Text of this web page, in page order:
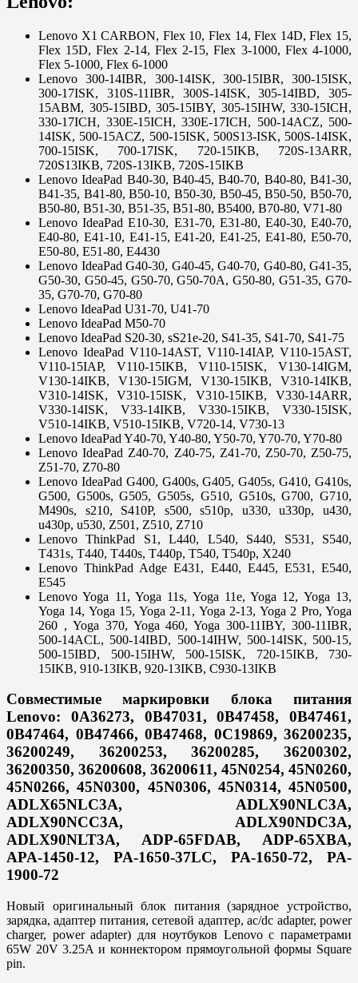
Lenovo X1 CARBON, Flex 10, Flex 14, Flex 14D, Flex 15,
Flex 15D, Flex 2-14, Flex 2-15, Flex 3-1000, Flex 4-1000,
Flex 5-1000, Flex 6-1000
Lenovo 300-14IBR, 300-14ISK, 300-15IBR, 300-15ISK,
300-17ISK, 310S-11IBR, 300S-14ISK, 305-14IBD, 305-
15ABM, 305-15IBD, 305-15IBY, 305-15IHW, 330-15ICH,
330-17ICH, 330E-15ICH, 330E-17ICH, 500-14ACZ, 500-
14ISK, 500-15ACZ, 500-15ISK, 500S13-ISK, 500S-14ISK,
700-15ISK, 700-17ISK, 720-15IKB, 720S-13ARR,
720S13IKB, 720S-13IKB, 720S-15IKB
Lenovo IdeaPad B40-30, B40-45, B40-70, B40-80, B41-30,
B41-35, B41-80, B50-10, B50-30, B50-45, B50-50, B50-70,
B50-80, B51-30, B51-35, B51-80, B5400, B70-80, V71-80
Lenovo IdeaPad E10-30, E31-70, E31-80, E40-30, E40-70,
E40-80, E41-10, E41-15, E41-20, E41-25, E41-80, E50-70,
E50-80, E51-80, E4430
Lenovo IdeaPad G40-30, G40-45, G40-70, G40-80, G41-35,
G50-30, G50-45, G50-70, G50-70A, G50-80, G51-35, G70-
35, G70-70, G70-80
Lenovo IdeaPad U31-70, U41-70
Lenovo IdeaPad M50-70
Lenovo IdeaPad S20-30, sS21e-20, S41-35, S41-70, S41-75
Lenovo IdeaPad V110-14AST, V110-14IAP, V110-15AST,
V110-15IAP, V110-15IKB, V110-15ISK, V130-14IGM,
V130-14IKB, V130-15IGM, V130-15IKB, V310-14IKB,
V310-14ISK, V310-15ISK, V310-15IKB, V330-14ARR,
V330-14ISK, V33-14IKB, V330-15IKB, V330-15ISK,
V510-14IKB, V510-15IKB, V720-14, V730-13
Lenovo IdeaPad Y40-70, Y40-80, Y50-70, Y70-70, Y70-80
Lenovo IdeaPad Z40-70, Z40-75, Z41-70, Z50-70, Z50-75,
Z51-70, Z70-80
Lenovo IdeaPad G400, G400s, G405, G405s, G410, G410s,
G500, G500s, G505, G505s, G510, G510s, G700, G710,
M490s, s210, S410P, s500, s510p, u330, u330p, u430,
u430p, u530, Z501, Z510, Z710
Lenovo ThinkPad S1, L440, L540, S440, S531, S540,
T431s, T440, T440s, T440p, T540, T540p, X240
Lenovo ThinkPad Adge E431, E440, E445, E531, E540,
E545
Lenovo Yoga 11, Yoga 11s, Yoga 11e, Yoga 12, Yoga 13,
Yoga 14, Yoga 15, Yoga 2-11, Yoga 2-13, Yoga 2 Pro, Yoga
260 , Yoga 370, Yoga 460, Yoga 300-11IBY, 300-11IBR,
500-14ACL, 500-14IBD, 500-14IHW, 500-14ISK, 500-15,
500-15IBD, 500-15IHW, 500-15ISK, 720-15IKB, 730-
15IKB, 910-13IKB, 920-13IKB, C930-13IKB
Совместимые маркировки блока питания
Lenovo: 0A36273, 0B47031, 0B47458, 0B47461,
0B47464, 0B47466, 0B47468, 0C19869, 36200235,
36200249, 36200253, 36200285, 36200302,
36200350, 36200608, 36200611, 45N0254, 45N0260,
45N0266, 45N0300, 45N0306, 45N0314, 45N0500,
ADLX65NLC3A, ADLX90NLC3A,
ADLX90NCC3A, ADLX90NDC3A,
ADLX90NLT3A, ADP-65FDAB, ADP-65XBA,
APA-1450-12, PA-1650-37LC, PA-1650-72, PA-
1900-72
Новый оригинальный блок питания (зарядное устройство,
зарядка, адаптер питания, сетевой адаптер, ac/dc adapter, power
charger, power adapter) для ноутбуков Lenovo с параметрами
65W 20V 3.25A и коннектором прямоугольной формы Square
pin.